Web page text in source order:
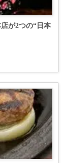
が2つの“日本